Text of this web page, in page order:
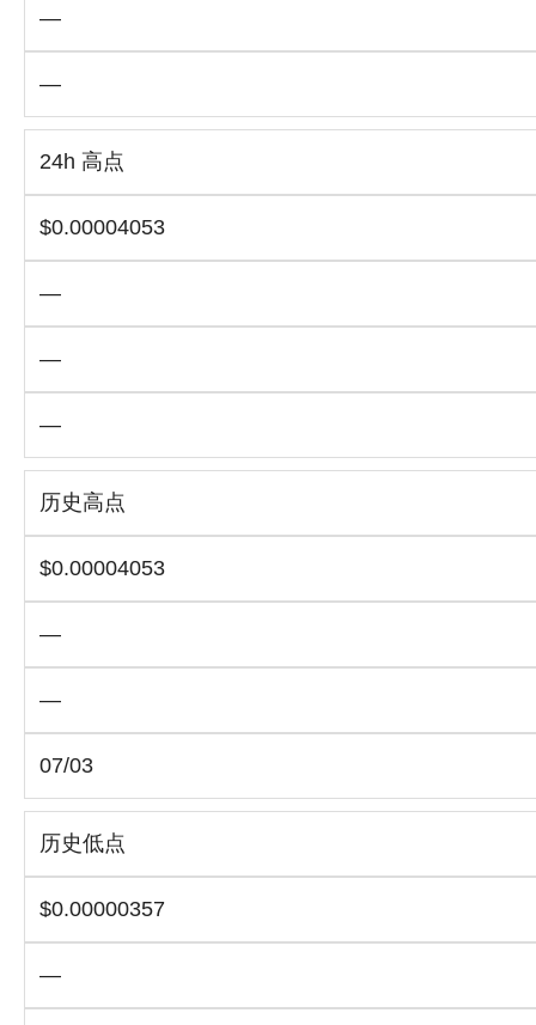
—
—
24h 高点
$0.00004053
—
—
—
历史高点
$0.00004053
—
—
07/03
历史低点
$0.00000357
—